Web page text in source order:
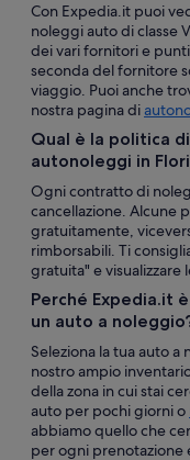
Con Expedia.it puoi
noleggi auto di classe
dei vari fornitori e
seconda del fornitore
viaggio. Puoi anche
nostra pagina di
Qual è la politica
autonoleggi in
Ogni contratto di
cancellazione. Alcune
gratuitamente,
rimborsabili. Ti
gratuita" e visualizzare
Perché Expedia.it
un auto a
Seleziona la tua auto a
nostro ampio
della zona in cui stai
auto per pochi giorni o
abbiamo quello che
per ogni prenotazione